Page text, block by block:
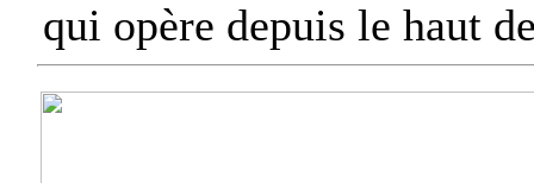
qui opère depuis le haut